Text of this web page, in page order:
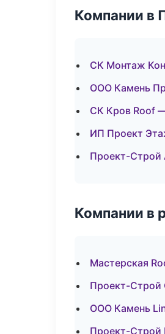
Компании в
СК Монтаж
ООО Камень
СК Кров Roof
ИП Проект
Проект-Строй
Компании в
Мастерская
Проект-Строй
ООО Камень
Проект-